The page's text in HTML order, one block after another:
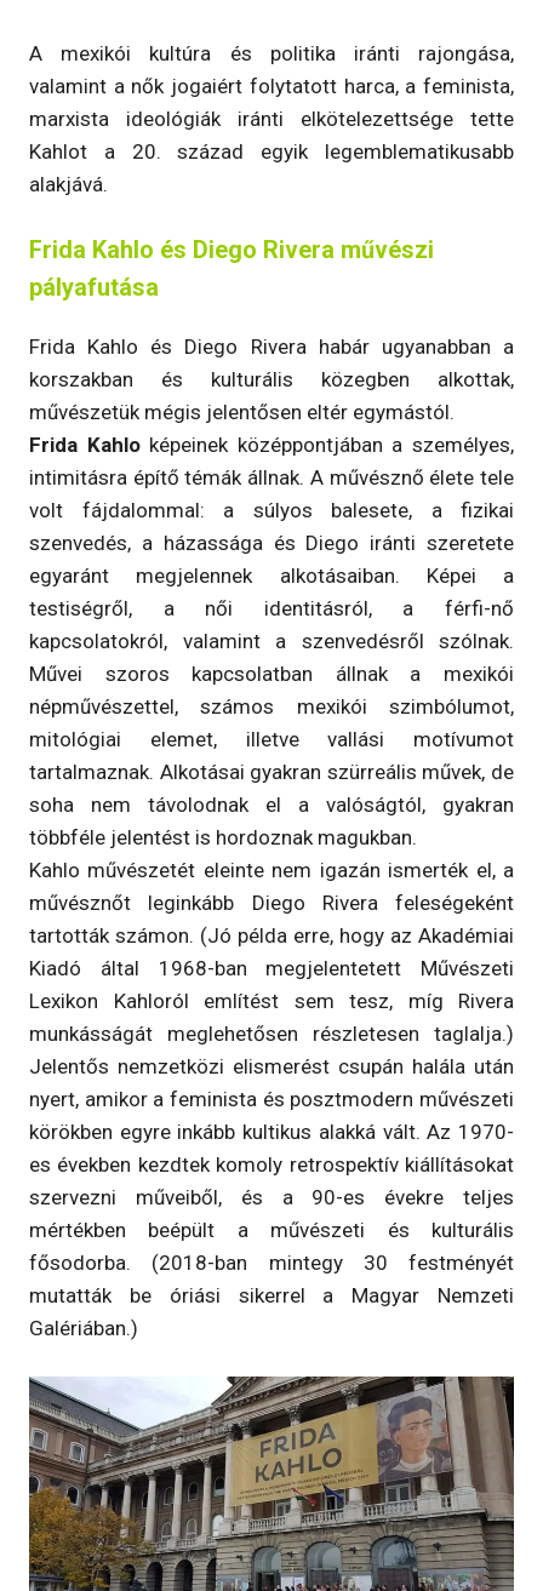
A mexikói kultúra és politika iránti rajongása,
valamint a nők jogaiért folytatott harca, a feminista,
marxista ideológiák iránti elkötelezettsége tette
Kahlot a 20. század egyik legemblematikusabb
alakjává.
Frida Kahlo és Diego Rivera művészi
pályafutása
Frida Kahlo és Diego Rivera habár ugyanabban a
korszakban és kulturális közegben alkottak,
művészetük mégis jelentősen eltér egymástól.
Frida Kahloképeinek középpontjában a személyes,
intimitásra építő témák állnak. A művésznő élete tele
volt fájdalommal: a súlyos balesete, a fizikai
szenvedés, a házassága és Diego iránti szeretete
egyaránt megjelennek alkotásaiban. Képei a
testiségről, a női identitásról, a férfi-nő
kapcsolatokról, valamint a szenvedésről szólnak.
Művei szoros kapcsolatban állnak a mexikói
népművészettel, számos mexikói szimbólumot,
mitológiai elemet, illetve vallási motívumot
tartalmaznak. Alkotásai gyakran szürreális művek, de
soha nem távolodnak el a valóságtól, gyakran
többféle jelentést is hordoznak magukban.
Kahlo művészetét eleinte nem igazán ismerték el, a
művésznőt leginkább Diego Rivera feleségeként
tartották számon. (Jó példa erre, hogy az Akadémiai
Kiadó által 1968-ban megjelentetett Művészeti
Lexikon Kahloról említést sem tesz, míg Rivera
munkásságát meglehetősen részletesen taglalja.)
Jelentős nemzetközi elismerést csupán halála után
nyert, amikor a feminista és posztmodern művészeti
körökben egyre inkább kultikus alakká vált. Az 1970-
es években kezdtek komoly retrospektív kiállításokat
szervezni műveiből, és a 90-es évekre teljes
mértékben beépült a művészeti és kulturális
fősodorba. (2018-ban mintegy 30 festményét
mutatták be óriási sikerrel a Magyar Nemzeti
Galériában.)